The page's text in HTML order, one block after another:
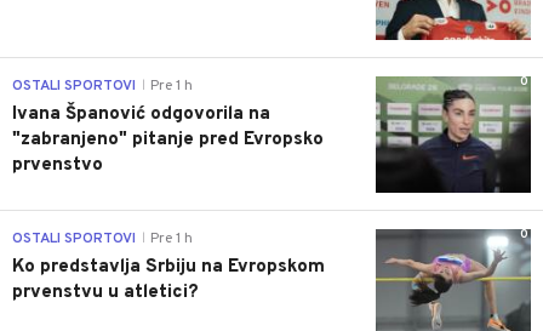
0
OSTALI SPORTOVI Pre 1 h
Ivana Španović odgovorila na
"zabranjeno" pitanje pred Evropsko
prvenstvo
0
OSTALI SPORTOVI Pre 1 h
Ko predstavlja Srbiju na Evropskom
prvenstvu u atletici?